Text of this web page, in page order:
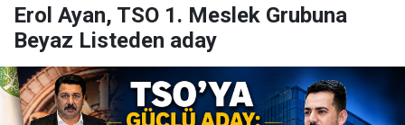
Erol Ayan, TSO 1. Meslek Grubuna
Beyaz Listeden aday